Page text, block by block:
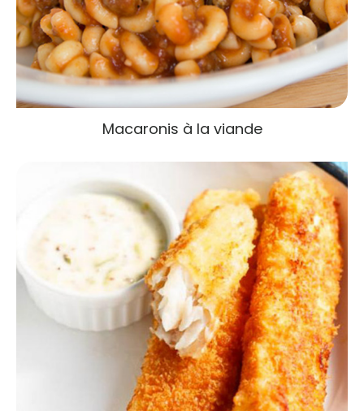
Macaronis à la viande